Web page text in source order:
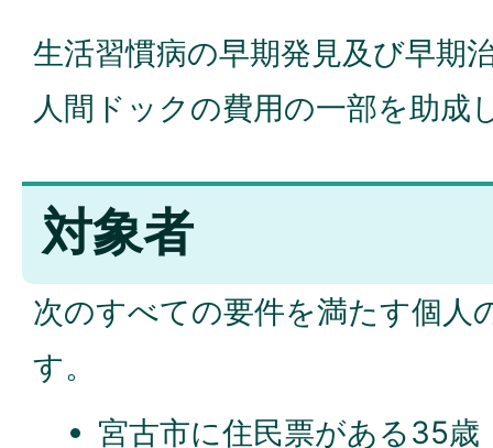
生活習慣病の早期発見及び早期
人間ドックの費用の一部を助成
対象者
次のすべての要件を満たす個人
す。
宮古市に住民票がある35歳